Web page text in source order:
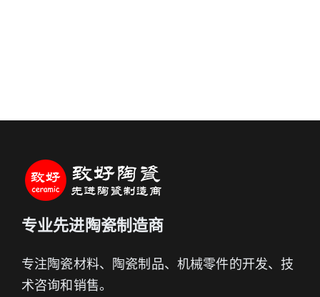
专业先进陶瓷制造商
专注陶瓷材料、陶瓷制品、机械零件的开发、技
术咨询和销售。